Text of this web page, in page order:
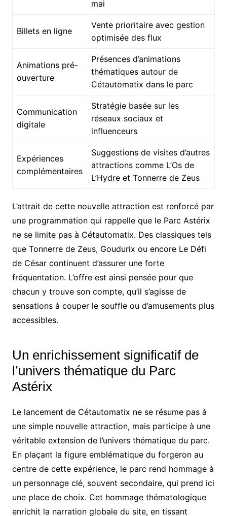
mai
Billets en ligne
Vente prioritaire avec gestion
optimisée des flux
Animations pré-
ouverture
Présences d’animations
thématiques autour de
Cétautomatix dans le parc
Communication
digitale
Stratégie basée sur les
réseaux sociaux et
influenceurs
Expériences
complémentaires
Suggestions de visites d’autres
attractions comme L’Os de
L’Hydre et Tonnerre de Zeus
L’attrait de cette nouvelle attraction est renforcé par
une programmation qui rappelle que le Parc Astérix
ne se limite pas à Cétautomatix. Des classiques tels
que Tonnerre de Zeus, Goudurix ou encore Le Défi
de César continuent d’assurer une forte
fréquentation. L’offre est ainsi pensée pour que
chacun y trouve son compte, qu’il s’agisse de
sensations à couper le souffle ou d’amusements plus
accessibles.
Un enrichissement significatif de
l’univers thématique du Parc
Astérix
Le lancement de Cétautomatix ne se résume pas à
une simple nouvelle attraction, mais participe à une
véritable extension de l’univers thématique du parc.
En plaçant la figure emblématique du forgeron au
centre de cette expérience, le parc rend hommage à
un personnage clé, souvent secondaire, qui prend ici
une place de choix. Cet hommage thématologique
enrichit la narration globale du site, en tissant